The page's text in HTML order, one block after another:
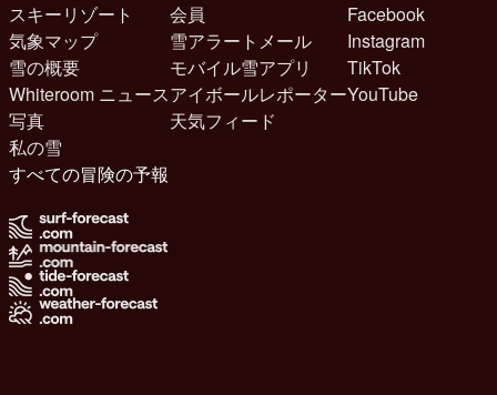
スキーリゾート
気象マップ
雪の概要
Whiteroom ニュース
写真
私の雪
会員
雪アラートメール
モバイル雪アプリ
アイボールレポーター
天気フィード
Facebook
Instagram
TikTok
YouTube
すべての冒険の予報